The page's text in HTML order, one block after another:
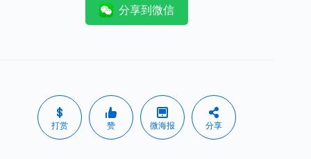
分享到微信
打赏 赞 微海报 分享